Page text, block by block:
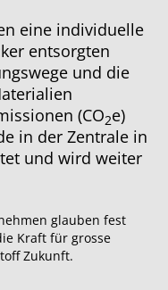
eine individuelle
entsorgten
und die
(CO2e)
in der Zentrale in
und wird weiter
glauben fest
Kraft für grosse
Zukunft.